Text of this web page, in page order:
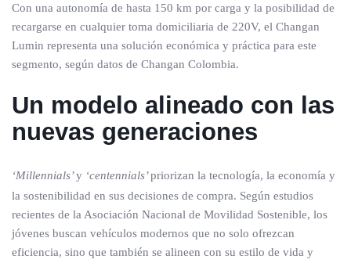
Con una autonomía de hasta 150 km por carga y la posibilidad de
recargarse en cualquier toma domiciliaria de 220V, el Changan
Lumin representa una solución económica y práctica para este
segmento, según datos de Changan Colombia.
Un modelo alineado con las
nuevas generaciones
‘Millennials’y ‘centennials’priorizan la tecnología, la economía y
la sostenibilidad en sus decisiones de compra. Según estudios
recientes de la Asociación Nacional de Movilidad Sostenible, los
jóvenes buscan vehículos modernos que no solo ofrezcan
eficiencia, sino que también se alineen con su estilo de vida y